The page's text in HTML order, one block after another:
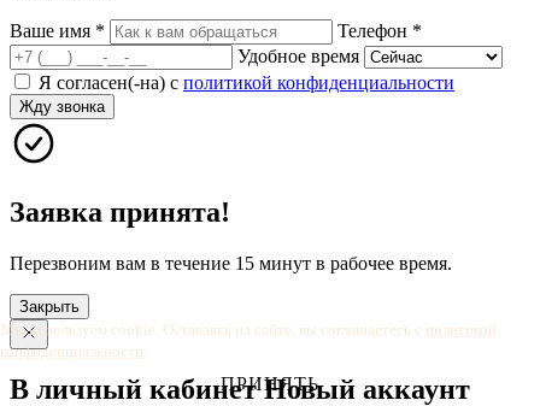
Ваше имя * Телефон *
Удобное время
Я согласен(-на) с политикой конфиденциальности
Жду звонка
Заявка принята!
Перезвоним вам в течение 15 минут в рабочее время.
Закрыть
Мы используем cookie. Оставаясь на сайте, вы соглашаетесь с политикой
конфиденциальности.
ПРИНЯТЬ
В личный кабинет Новый аккаунт